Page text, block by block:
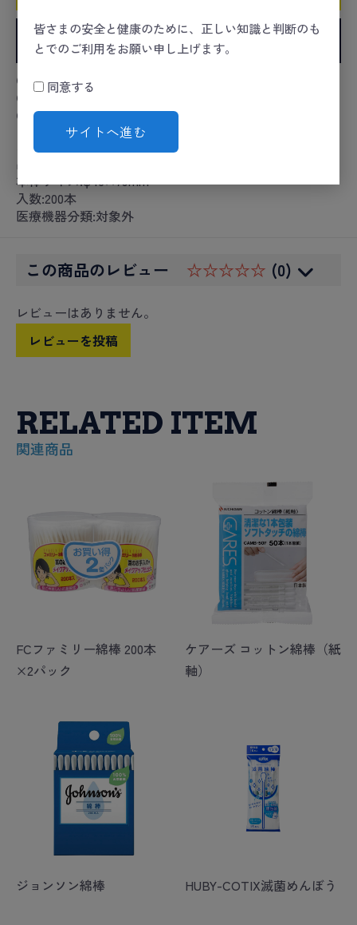
皆さまの安全と健康のために、正しい知識と判断のも
とでのご利用をお願い申し上げます。
同意する
サイトへ進む
お気に入りに追加
●天然キトサンを含む抗菌綿を使用。
●紙軸・両綿タイプ。
●円筒ケース入。
カタログコード:24-4552-00
品番:10924
本体サイズ:φ46×79mm
入数:200本
医療機器分類:対象外
この商品のレビュー ☆☆☆☆☆ (0)
レビューはありません。
レビューを投稿
RELATED ITEM
関連商品
FCファミリー綿棒 200本
×2パック
ケアーズ コットン綿棒（紙
軸）
ジョンソン綿棒 HUBY-COTIX滅菌めんぼう